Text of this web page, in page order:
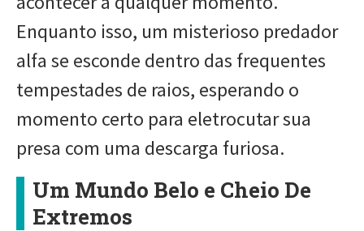
Enquanto isso, um misterioso predador
alfa se esconde dentro das frequentes
tempestades de raios, esperando o
momento certo para eletrocutar sua
presa com uma descarga furiosa.
Um Mundo Belo e Cheio De
Extremos